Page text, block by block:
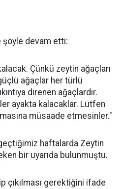
şöyle devam etti:
Çünkü zeytin ağaçları
ağaçlar her türlü
direnen ağaçlardır.
ayakta kalacaklar. Lütfen
müsaade etmesinler."
haftalarda Zeytin
bir uyarıda bulunmuştu.
çıkılması gerektiğini ifade